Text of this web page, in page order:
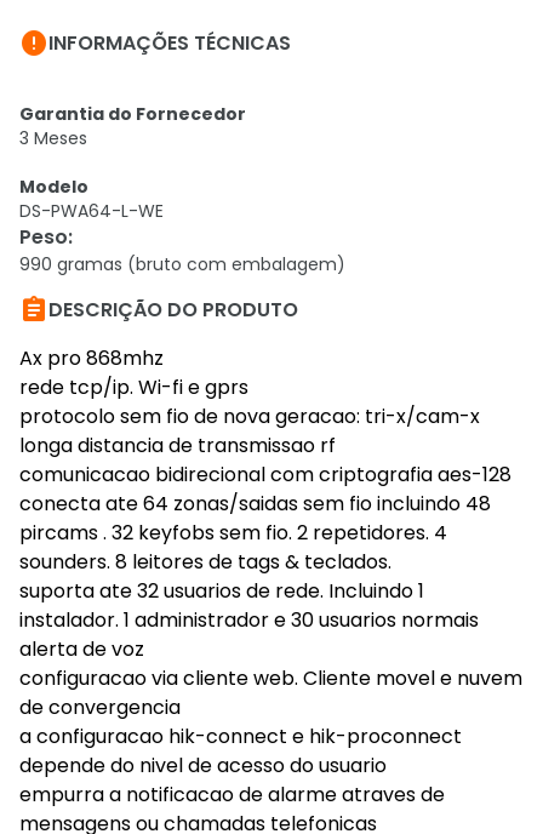
INFORMAÇÕES TÉCNICAS
Garantia do Fornecedor
3 Meses
Modelo
DS-PWA64-L-WE
Peso:
990 gramas (bruto com embalagem)
DESCRIÇÃO DO PRODUTO
Ax pro 868mhz
rede tcp/ip. Wi-fi e gprs
protocolo sem fio de nova geracao: tri-x/cam-x
longa distancia de transmissao rf
comunicacao bidirecional com criptografia aes-128
conecta ate 64 zonas/saidas sem fio incluindo 48
pircams . 32 keyfobs sem fio. 2 repetidores. 4
sounders. 8 leitores de tags & teclados.
suporta ate 32 usuarios de rede. Incluindo 1
instalador. 1 administrador e 30 usuarios normais
alerta de voz
configuracao via cliente web. Cliente movel e nuvem
de convergencia
a configuracao hik-connect e hik-proconnect
depende do nivel de acesso do usuario
empurra a notificacao de alarme atraves de
mensagens ou chamadas telefonicas